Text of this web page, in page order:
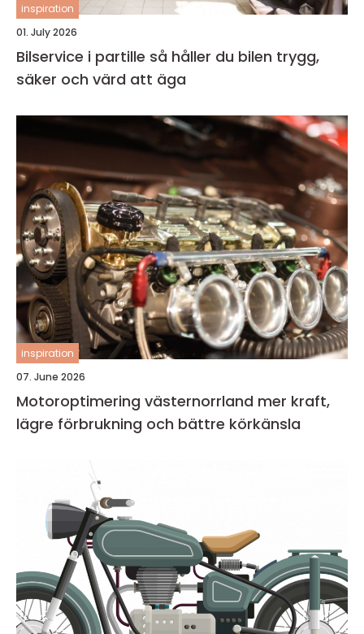
inspiration
01. July 2026
Bilservice i partille så håller du bilen trygg,
säker och värd att äga
inspiration
07. June 2026
Motoroptimering västernorrland mer kraft,
lägre förbrukning och bättre körkänsla